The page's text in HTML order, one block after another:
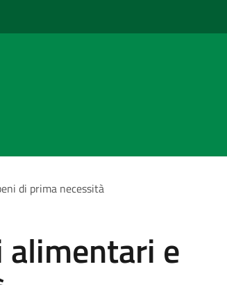
di prima necessità
alimentari e